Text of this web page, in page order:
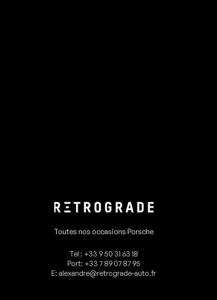
Toutes nos occasions Porsche
Tel : +33 9 50 31 63 18
Port: +33 7 89 07 87 95
E: alexandre@retrograde-auto.fr